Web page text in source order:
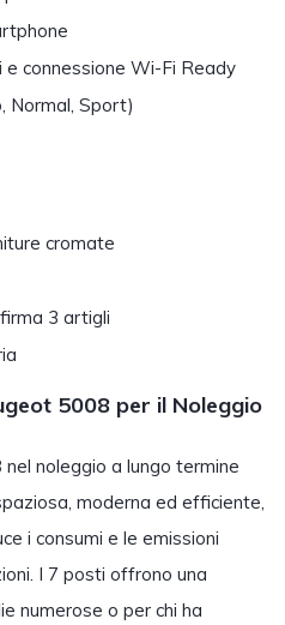
connessione Wi-Fi Ready
Normal, Sport)
cromate
3 artigli
5008 per il Noleggio
noleggio a lungo termine
moderna ed efficiente,
i consumi e le emissioni
I 7 posti offrono una
numerose o per chi ha